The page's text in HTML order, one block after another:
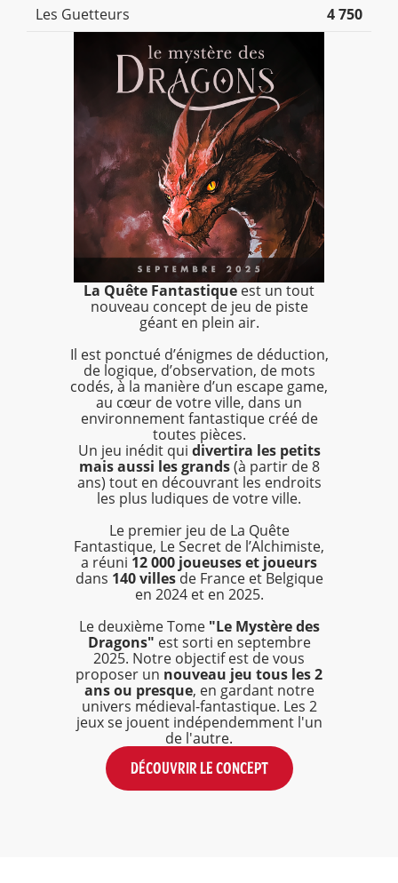
Les Guetteurs
4 750
La Quête Fantastique est un tout
nouveau concept de jeu de piste
géant en plein air.
Il est ponctué d’énigmes de déduction,
de logique, d’observation, de mots
codés, à la manière d’un escape game,
au cœur de votre ville, dans un
environnement fantastique créé de
toutes pièces.
Un jeu inédit qui divertira les petits
mais aussi les grands(à partir de 8
ans) tout en découvrant les endroits
les plus ludiques de votre ville.
Le premier jeu de La Quête
Fantastique, Le Secret de l’Alchimiste,
a réuni 12 000 joueuses et joueurs
dans 140 villesde France et Belgique
en 2024 et en 2025.
Le deuxième Tome "Le Mystère des
Dragons" est sorti en septembre
2025. Notre objectif est de vous
proposer un nouveau jeu tous les 2
ans ou presque, en gardant notre
univers médieval-fantastique. Les 2
jeux se jouent indépendemment l'un
de l'autre.
DÉCOUVRIR LE CONCEPT